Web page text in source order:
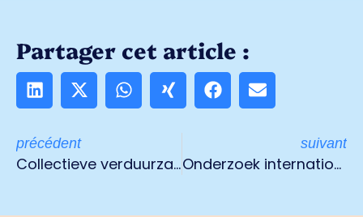
Partager cet article :
précédent
Collectieve verduurzaming
suivant
Onderzoek internationalisering